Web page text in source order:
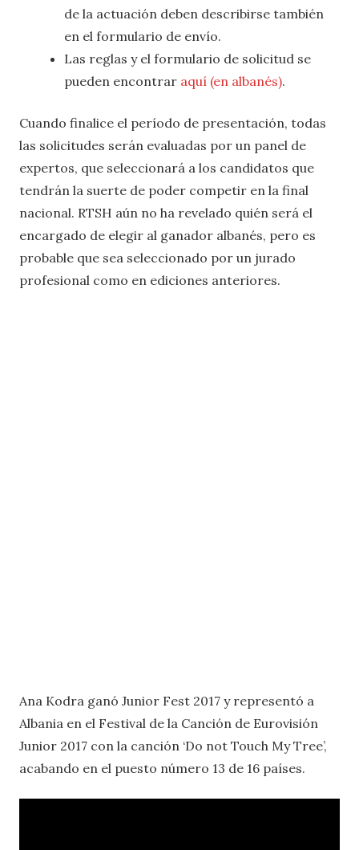
de la actuación deben describirse también
en el formulario de envío.
Las reglas y el formulario de solicitud se
pueden encontrar aquí (en albanés).
Cuando finalice el período de presentación, todas
las solicitudes serán evaluadas por un panel de
expertos, que seleccionará a los candidatos que
tendrán la suerte de poder competir en la final
nacional. RTSH aún no ha revelado quién será el
encargado de elegir al ganador albanés, pero es
probable que sea seleccionado por un jurado
profesional como en ediciones anteriores.
Ana Kodra ganó Junior Fest 2017 y representó a
Albania en el Festival de la Canción de Eurovisión
Junior 2017 con la canción ‘Do not Touch My Tree’,
acabando en el puesto número 13 de 16 países.